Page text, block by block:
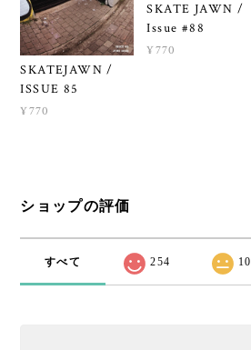
SKATEJAWN /
ISSUE 85
¥770
SKATE JAWN /
Issue #88
¥770
ショップの評価
すべて 254 10